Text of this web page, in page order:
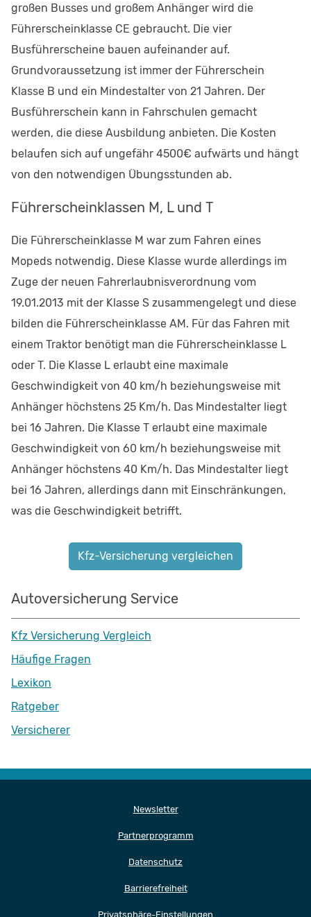
großen Busses und großem Anhänger wird die
Führerscheinklasse CE gebraucht. Die vier
Busführerscheine bauen aufeinander auf.
Grundvoraussetzung ist immer der Führerschein
Klasse B und ein Mindestalter von 21 Jahren. Der
Busführerschein kann in Fahrschulen gemacht
werden, die diese Ausbildung anbieten. Die Kosten
belaufen sich auf ungefähr 4500€ aufwärts und hängt
von den notwendigen Übungsstunden ab.
Führerscheinklassen M, L und T
Die Führerscheinklasse M war zum Fahren eines
Mopeds notwendig. Diese Klasse wurde allerdings im
Zuge der neuen Fahrerlaubnisverordnung vom
19.01.2013 mit der Klasse S zusammengelegt und diese
bilden die Führerscheinklasse AM. Für das Fahren mit
einem Traktor benötigt man die Führerscheinklasse L
oder T. Die Klasse L erlaubt eine maximale
Geschwindigkeit von 40 km/h beziehungsweise mit
Anhänger höchstens 25 Km/h. Das Mindestalter liegt
bei 16 Jahren. Die Klasse T erlaubt eine maximale
Geschwindigkeit von 60 km/h beziehungsweise mit
Anhänger höchstens 40 Km/h. Das Mindestalter liegt
bei 16 Jahren, allerdings dann mit Einschränkungen,
was die Geschwindigkeit betrifft.
Kfz-Versicherung vergleichen
Autoversicherung Service
Kfz Versicherung Vergleich
Häufige Fragen
Lexikon
Ratgeber
Versicherer
Newsletter
Partnerprogramm
Datenschutz
Barrierefreiheit
Privatsphäre-Einstellungen